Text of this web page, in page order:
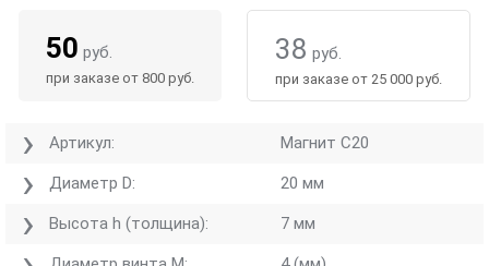
50 руб.
при заказе от 800 руб.
38 руб.
при заказе от 25 000 руб.
Артикул: Магнит С20
Диаметр D: 20 мм
Высота h (толщина): 7 мм